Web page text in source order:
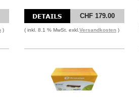
)
CHF 179.00
( inkl. 8.1 % MwSt. exkl. Versandkosten )